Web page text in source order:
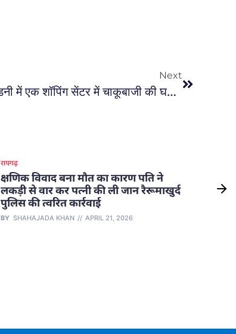
Next
शॉपिंग सेंटर में चाकूबाजी की घटना : सिडनी में एक शॉपिंग सेंटर में चाकूबाजी की घटना में छह लोगों की मौत
रायगढ़
क्षणिक विवाद बना मौत का कारण पति ने
लकड़ी से वार कर पत्नी की ली जान रैरूमाखुर्द
पुलिस की त्वरित कार्रवाई
BY SHAHAJADA KHAN APRIL 21, 2026
6